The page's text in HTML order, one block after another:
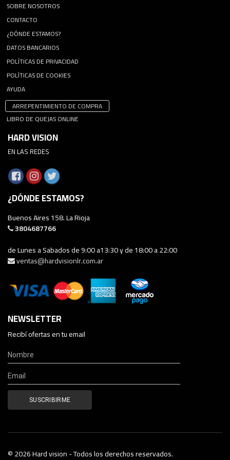
SOBRE NOSOTROS
CONTACTO
¿DÓNDE ESTAMOS?
DATOS BANCARIOS
POLÍTICAS DE PRIVACIDAD
POLÍTICAS DE COOKIES
AYUDA
ARREPENTIMIENTO DE COMPRA
LIBRO DE QUEJAS ONLINE
HARD VISION
EN LAS REDES
¿DÓNDE ESTAMOS?
Buenos Aires 158. La Rioja
3804687766
de Lunes a Sabados de 9:00 a13:30 y de 18:00 a 22:00
ventas@hardvisionlr.com.ar
NEWSLETTER
Recibí ofertas en tu email
© 2026 Hard vision - Todos los derechos reservados.